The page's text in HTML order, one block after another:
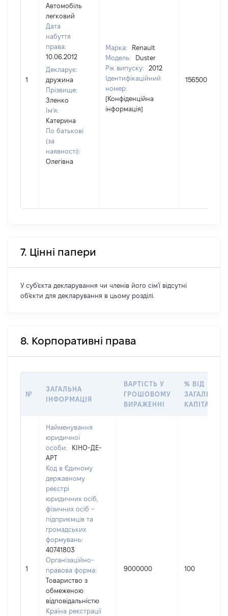
1
Автомобіль
легковий
Дата
набуття
права:
10.06.2012
Декларує:
дружина
Прізвище:
Зленко
Ім'я:
Катерина
По батькові
(за
наявності):
Олегівна
Марка:
Renault
Модель:
Duster
Рік випуску:
2012
Ідентифікаційний
номер:
[Конфіденційна
інформація]
156500
7. Цінні папери
У суб'єкта декларування чи членів його сім'ї відсутні
об'єкти для декларування в цьому розділі.
8. Корпоративні права
№
ЗАГАЛЬНА
ІНФОРМАЦІЯ
ВАРТІСТЬ У
ГРОШОВОМУ
ВИРАЖЕННІ
% ВІД
КАПІТАЛУ
1
Найменування
юридичної
особи:
КІНО-ДЕ-
АРТ
Код в Єдиному
державному
реєстрі
юридичних осіб,
фізичних осіб –
підприємців та
громадських
формувань:
40741803
Організаційно-
правова форма:
Товариство з
обмеженою
відповідальністю
Країна реєстрації
9000000 100